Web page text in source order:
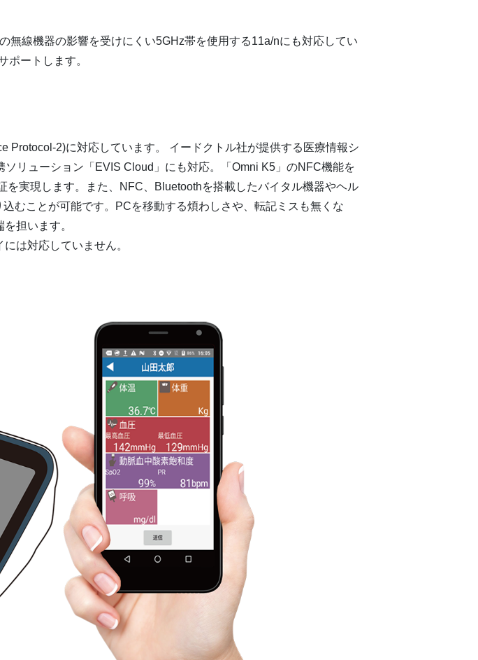
無線機器の影響を受けにくい5GHz帯を使用する11a/nにも対応してい
ポートします。
Protocol-2)に対応しています。 イードクトル社が提供する医療情報シ
リューション「EVIS Cloud」にも対応。「Omni K5」のNFC機能を
実現します。また、NFC、Bluetoothを搭載したバイタル機器やヘル
むことが可能です。PCを移動する煩わしさや、転記ミスも無くな
担います。
は対応していません。